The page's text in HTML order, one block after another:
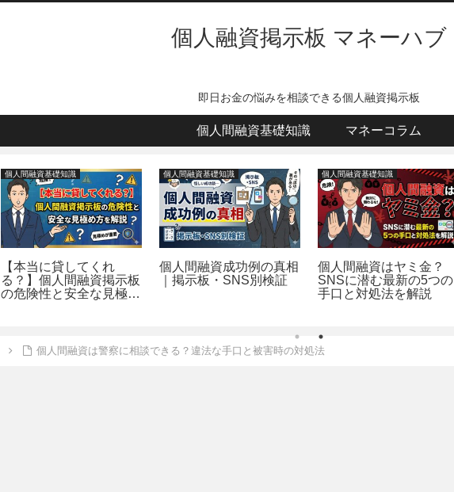
個人融資掲示板 マネーハブ
即日お金の悩みを相談できる個人融資掲示板
個人間融資基礎知識 マネーコラム
個人間融資基礎知識
【本当に貸してくれ
る？】個人間融資掲示板
の危険性と安全な見極め
個人間融資基礎知識
個人間融資成功例の真相
｜掲示板・SNS別検証
個人間融資基礎知識
個人間融資はヤミ金？
SNSに潜む最新の5つの
手口と対処法を解説
個人間融資は警察に相談できる？違法な手口と被害時の対処法